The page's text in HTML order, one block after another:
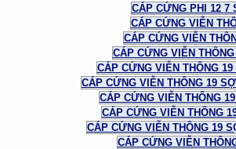
CÁP CỨNG PHI 12 7
CÁP CỨNG VIỄN
CÁP CỨNG VIỄN
CÁP CỨNG VIỄN
CÁP CỨNG VIỄN THÔNG
CÁP CỨNG VIỄN THÔNG 19
CÁP CỨNG VIỄN THÔNG
CÁP CỨNG VIỄN THÔNG
CÁP CỨNG VIỄN THÔNG 19
CÁP CỨNG VIỄN